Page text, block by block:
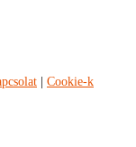
Cookie-k